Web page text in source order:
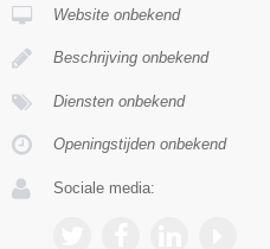
Website onbekend
Beschrijving onbekend
Diensten onbekend
Openingstijden onbekend
Sociale media: